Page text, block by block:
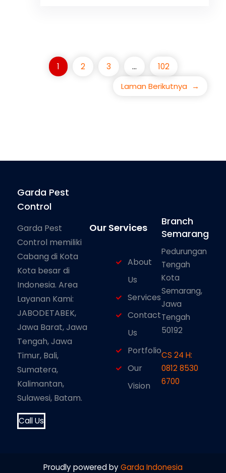
1 2 3 …
102
Laman Berikutnya →
Garda Pest
Control
Garda Pest
Control memiliki
Cabang di Kota
Kota besar di
Indonesia. Area
Layanan Kami:
JABODETABEK,
Jawa Barat, Jawa
Tengah, Jawa
Timur, Bali,
Sumatera,
Kalimantan,
Sulawesi, Batam.
Call Us
Our Services
About
Us
Services
Contact
Us
Portfolio
Our
Vision
Branch
Semarang
Pedurungan
Tengah
Kota
Semarang,
Jawa
Tengah
50192
CS 24 H:
0812 8530
6700
Proudly powered byGarda Indonesia